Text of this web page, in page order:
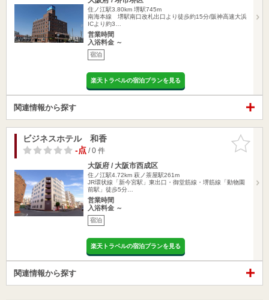
住ノ江駅3.80km 堺駅745m
南海本線 堺駅南口改札出口より徒歩約15分/阪神高速大浜
ICより約3…
営業時間
入浴料金 ～
宿泊
楽天トラベルの宿泊プランを見る
関連情報から探す
お気に入
りに追加
ビジネスホテル 和香
-点/ 0 件
大阪府 / 大阪市西成区
住ノ江駅4.72km 萩ノ茶屋駅261m
JR環状線「新今宮駅」東出口・御堂筋線・堺筋線「動物園
前駅」徒歩5分…
営業時間
入浴料金 ～
宿泊
楽天トラベルの宿泊プランを見る
関連情報から探す